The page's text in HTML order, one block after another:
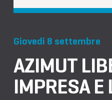
Giovedi 8 settembre
AZIMUT
IMPRESA E